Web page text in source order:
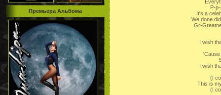
Премьера Альбома
P-
It's a
We done
Gr-
I wish
'Cause
I wish
(I
This is
(I